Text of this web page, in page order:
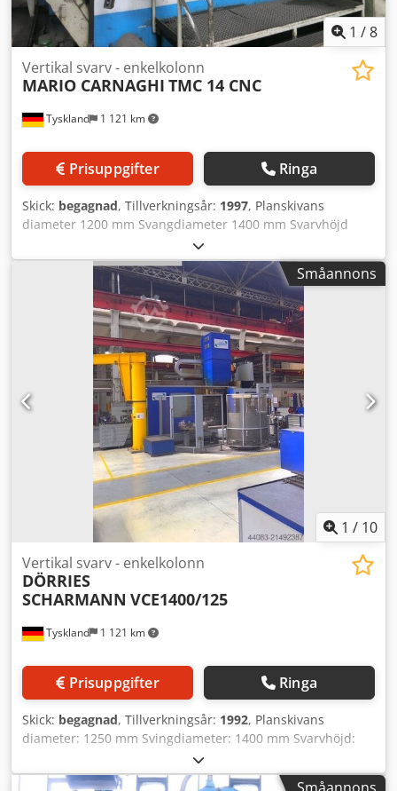
1 /8
Tyskland 1 121 km
Vertikal svarv - enkelkolonn
MARIO CARNAGHI TMC 14 CNC
Prisuppgifter Ringa
Skick: begagnad, Tillverkningsår: 1997, Planskivans
diameter 1200 mm Svangdiameter 1400 mm Svarvhöjd
1190 mm Styrsystem Siemens typ 840C Cedpfx Ajyqvzdjg
Eerf Slagrörelse – max. 1250 mm Verktygsväxlare 12
positioner Bordbelastning 9000 kg Tvärbalk – justering 800
mm Varvtal 2,5-250 varv/min Snabbmatning 4 m/min Total
effektförbrukning 55 kW Maskinens vikt ca 16 t
Utrymmesbehov ca 3,95x3,6x5,56 m Maskinnr. 1096/97 De
tekniska uppgifterna är tillverkarens eller operatörens
information och är därmed ej bindande. Mellanförsäljning
förbehålles; enbart våra affärs- och försäljningsvillkor
gäller. Om oss Fler än 400 egna maskiner i lager över 15
000 m² lageryta, krankapacitet 70 t mer än 10 000
tillbehörsartiklar för din verkstad Vill du sälja maskiner,
produktionslinjer eller hela verksamheter? Kontakta oss
gärna. Fler erbjudanden hittar du på vår hemsida.
Visningar kan bokas efter överenskommelse. Vi ser fram
emot ert besök. Ditt Markus Hirsch Team
Småannons
1 / 10
Tyskland 1 121 km
Vertikal svarv - enkelkolonn
DÖRRIES
SCHARMANN VCE1400/125
Prisuppgifter Ringa
Skick: begagnad, Tillverkningsår: 1992, Planskivans
diameter: 1250 mm Svingdiameter: 1400 mm Svarvhöjd:
980 mm Bordbelastning: 3 t Styrsystem: Siemens
Sinumerik 880T X-axel: 1000 mm Z-axel: 1000 mm W-axel: